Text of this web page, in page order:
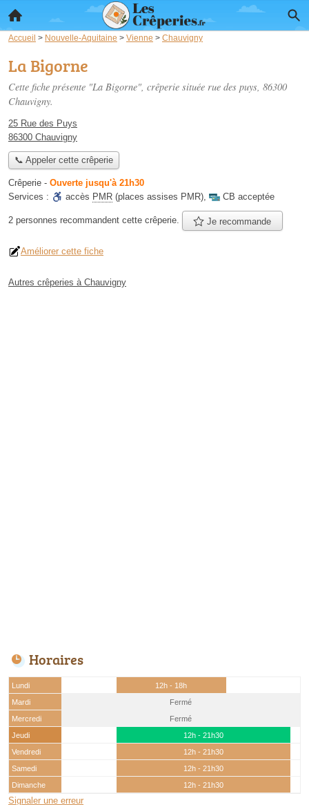
Accueil > Nouvelle-Aquitaine > Vienne > Chauvigny
La Bigorne
Cette fiche présente "La Bigorne", crêperie située rue des puys, 86300
Chauvigny.
25 Rue des Puys
86300 Chauvigny
📞 Appeler cette crêperie
Crêperie - Ouverte jusqu'à 21h30
Services :
accès PMR (places assises PMR), CB acceptée
2 personnes recommandent cette crêperie. Je recommande
Améliorer cette fiche
Autres crêperies à Chauvigny
Horaires
Lundi
12h - 18h
Mardi
Fermé
Mercredi
Fermé
Jeudi
12h - 21h30
Vendredi
12h - 21h30
Samedi
12h - 21h30
Dimanche
12h - 21h30
Signaler une erreur